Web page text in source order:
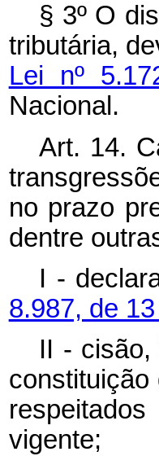
§ 3º O
tributária,
Lei nº
Nacional.
Art. 14.
no prazo
dentre
I -
8.987, de
II - cisão,
vigente;